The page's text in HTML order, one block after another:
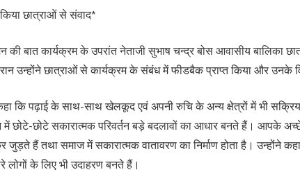
छात्राओं से संवाद*
की बात कार्यक्रम के उपरांत नेताजी सुभाष चन्द्र बोस आवासीय बालिका
उन्होंने छात्राओं से कार्यक्रम के संबंध में फीडबैक प्राप्त किया और उनके
कि पढ़ाई के साथ-साथ खेलकूद एवं अपनी रुचि के अन्य क्षेत्रों में भी सक्रिय
में छोटे-छोटे सकारात्मक परिवर्तन बड़े बदलावों का आधार बनते हैं। आपके
जुड़ते हैं तथा समाज में सकारात्मक वातावरण का निर्माण होता है। उन्होंने
लोगों के लिए भी उदाहरण बनते हैं।